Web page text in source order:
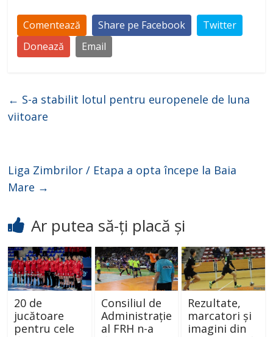
Comentează Share pe Facebook
Twitter
Donează
Email
← S-a stabilit lotul pentru europenele de luna
viitoare
Liga Zimbrilor / Etapa a opta începe la Baia
Mare →
Ar putea să-ți placă și
20 de
jucătoare
pentru cele
Consiliul de
Administrație
al FRH n-a
Rezultate,
marcatori și
imagini din